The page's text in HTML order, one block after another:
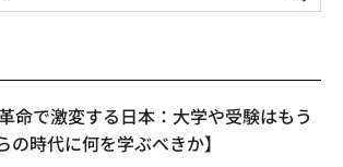
命で激変する日本：大学や受験はもう
の時代に何を学ぶべきか】